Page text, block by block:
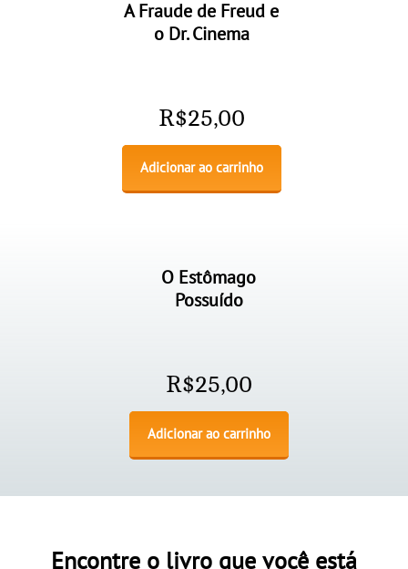
A Fraude de Freud e
o Dr. Cinema
R$25,00
Adicionar ao carrinho
O Estômago
Possuído
R$25,00
Adicionar ao carrinho
Encontre o livro que você está